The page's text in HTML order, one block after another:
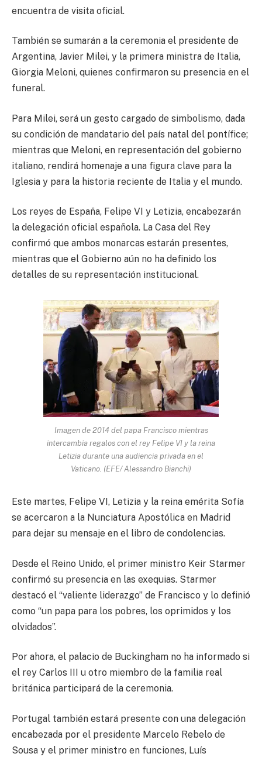
encuentra de visita oficial.
También se sumarán a la ceremonia el presidente de
Argentina, Javier Milei, y la primera ministra de Italia,
Giorgia Meloni, quienes confirmaron su presencia en el
funeral.
Para Milei, será un gesto cargado de simbolismo, dada
su condición de mandatario del país natal del pontífice;
mientras que Meloni, en representación del gobierno
italiano, rendirá homenaje a una figura clave para la
Iglesia y para la historia reciente de Italia y el mundo.
Los reyes de España, Felipe VI y Letizia, encabezarán
la delegación oficial española. La Casa del Rey
confirmó que ambos monarcas estarán presentes,
mientras que el Gobierno aún no ha definido los
detalles de su representación institucional.
Imagen de 2014 del papa Francisco mientras
intercambia regalos con el rey Felipe VI y la reina
Letizia durante una audiencia privada en el
Vaticano. (EFE/ Alessandro Bianchi)
Este martes, Felipe VI, Letizia y la reina emérita Sofía
se acercaron a la Nunciatura Apostólica en Madrid
para dejar su mensaje en el libro de condolencias.
Desde el Reino Unido, el primer ministro Keir Starmer
confirmó su presencia en las exequias. Starmer
destacó el “valiente liderazgo” de Francisco y lo definió
como “un papa para los pobres, los oprimidos y los
olvidados”.
Por ahora, el palacio de Buckingham no ha informado si
el rey Carlos III u otro miembro de la familia real
británica participará de la ceremonia.
Portugal también estará presente con una delegación
encabezada por el presidente Marcelo Rebelo de
Sousa y el primer ministro en funciones, Luís